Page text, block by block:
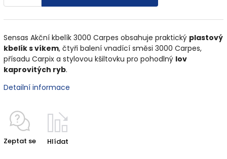
Sensas Akční kbelík 3000 Carpes obsahuje praktický plastový
kbelík s víkem, čtyři balení vnadící směsi 3000 Carpes,
přísadu Carpix a stylovou kšiltovku pro pohodlný lov
kaprovitých ryb.
Detailní informace
Zeptat se Hlídat